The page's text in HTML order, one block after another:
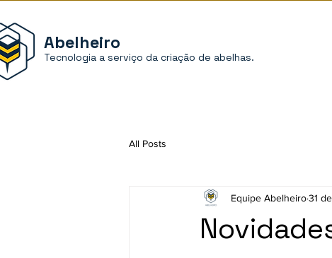
Abelheiro
Tecnologia a serviço da criação de abelhas.
All Posts
Equipe Abelheiro31